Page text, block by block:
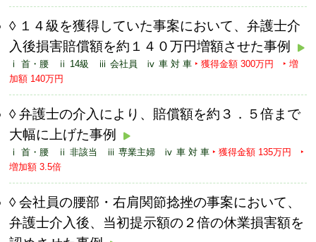
１４級を獲得していた事案において、弁護士介
入後損害賠償額を約１４０万円増額させた事例
ⅰ 首・腰 ⅱ 14級 ⅲ 会社員 ⅳ 車 対 車‣ 獲得金額 300万円 ‣ 増
加額 140万円
弁護士の介入により、賠償額を約３．５倍まで
大幅に上げた事例
ⅰ 首・腰 ⅱ 非該当 ⅲ 専業主婦 ⅳ 車 対 車‣ 獲得金額 135万円 ‣
増加額 3.5倍
会社員の腰部・右肩関節捻挫の事案において、
弁護士介入後、当初提示額の２倍の休業損害額を